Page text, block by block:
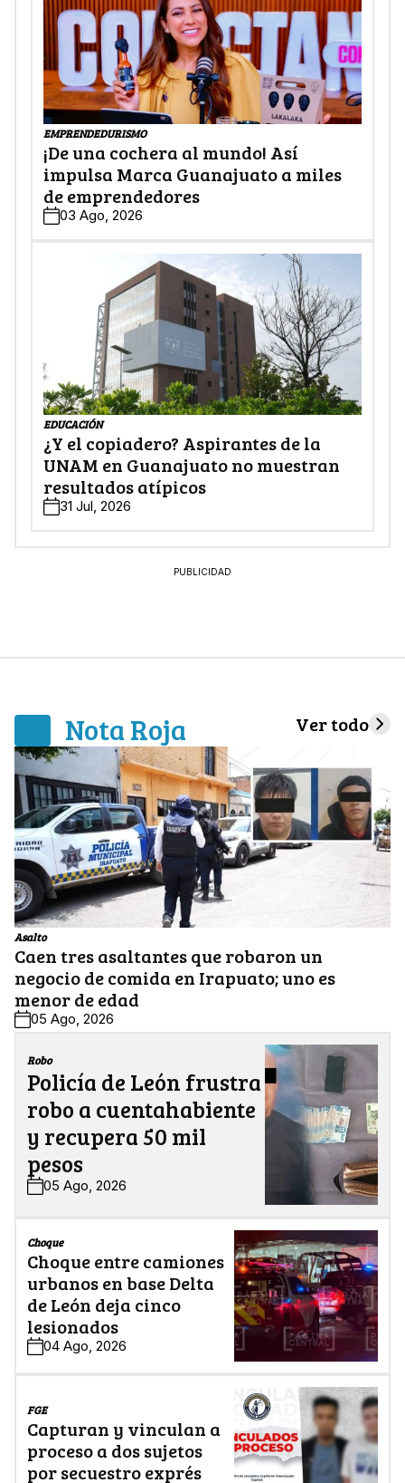
EMPRENDEDURISMO
¡De una cochera al mundo! Así
impulsa Marca Guanajuato a miles
de emprendedores
03 Ago, 2026
EDUCACIÓN
¿Y el copiadero? Aspirantes de la
UNAM en Guanajuato no muestran
resultados atípicos
31 Jul, 2026
PUBLICIDAD
Nota Roja Ver todo
Asalto
Caen tres asaltantes que robaron un
negocio de comida en Irapuato; uno es
menor de edad
05 Ago, 2026
Robo
Policía de León frustra
robo a cuentahabiente
y recupera 50 mil
pesos
05 Ago, 2026
Choque
Choque entre camiones
urbanos en base Delta
de León deja cinco
lesionados
04 Ago, 2026
FGE
Capturan y vinculan a
proceso a dos sujetos
por secuestro exprés